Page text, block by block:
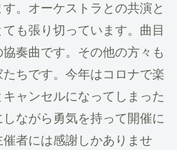
。オーケストラとの共演と
も張り切っています。曲目
奏曲です。その他の方々も
ちです。今年はコロナで楽
ャンセルになってしまった
ながら勇気を持って開催に
者には感謝しかありませ